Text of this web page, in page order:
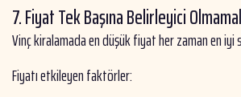
7. Fiyat Tek Başına Belirleyici
Vinç kiralamada en düşük fiyat her zaman en iyi
Fiyatı etkileyen faktörler: